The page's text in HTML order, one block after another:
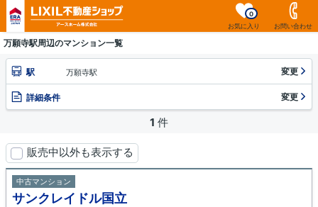
お気に入り
0
お問い合わせ
万願寺駅周辺のマンション一覧
駅 万願寺駅 変更
詳細条件 変更
1 件
販売中以外も表示する
中古マンション
サンクレイドル国立